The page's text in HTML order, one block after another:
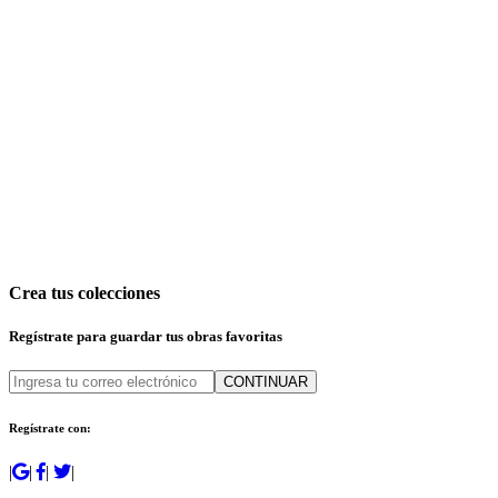
Crea tus colecciones
Regístrate para guardar tus obras favoritas
CONTINUAR
Regístrate con:
| | | |